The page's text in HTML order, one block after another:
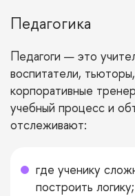
Педагогика
Педагоги — это
воспитатели,
корпоративные
учебный процесс и
отслеживают:
где ученику
построить логику;